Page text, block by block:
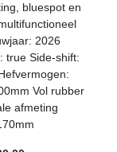
bluespot en
2026
true Side-shift:
Vol rubber
afmeting